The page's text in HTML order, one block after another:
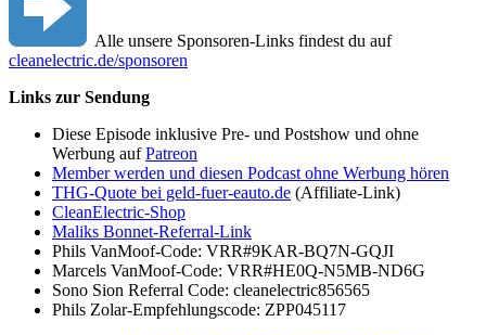
Alle unsere Sponsoren-Links findest du auf
cleanelectric.de/sponsoren
Links zur Sendung
Diese Episode inklusive Pre- und Postshow und ohne
Werbung aufPatreon
Member werden und diesen Podcast ohne Werbung hören
THG-Quote bei geld-fuer-eauto.de (Affiliate-Link)
CleanElectric-Shop
Maliks Bonnet-Referral-Link
Phils VanMoof-Code: VRR#9KAR-BQ7N-GQJI
Marcels VanMoof-Code: VRR#HE0Q-N5MB-ND6G
Sono Sion Referral Code: cleanelectric856565
Phils Zolar-Empfehlungscode: ZPP045117